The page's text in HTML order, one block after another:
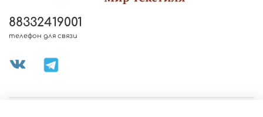
88332419001
телефон для связи